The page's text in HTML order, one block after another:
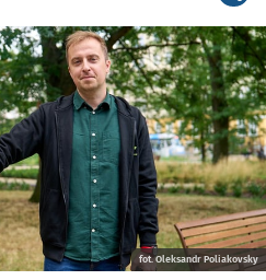
fot. Oleksandr Poliakovsky